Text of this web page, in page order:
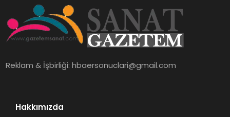
Reklam & İşbirliği:hbaersonuclari@gmail.com
Hakkımızda